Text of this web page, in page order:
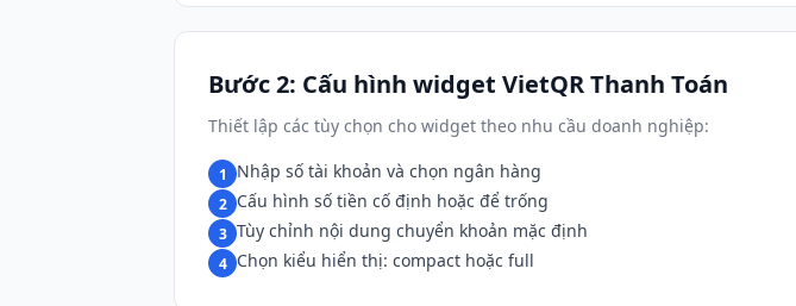
Bước 2: Cấu hình widget VietQR Thanh Toán
Thiết lập các tùy chọn cho widget theo nhu cầu doanh nghiệp:
1 Nhập số tài khoản và chọn ngân hàng
2 Cấu hình số tiền cố định hoặc để trống
3 Tùy chỉnh nội dung chuyển khoản mặc định
4 Chọn kiểu hiển thị: compact hoặc full